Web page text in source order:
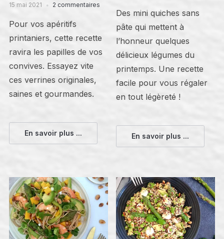
15 mai 2021 2 commentaires
Pour vos apéritifs
printaniers, cette recette
ravira les papilles de vos
convives. Essayez vite
ces verrines originales,
saines et gourmandes.
En savoir plus ...
Des mini quiches sans
pâte qui mettent à
l’honneur quelques
délicieux légumes du
printemps. Une recette
facile pour vous régaler
en tout légèreté !
En savoir plus ...